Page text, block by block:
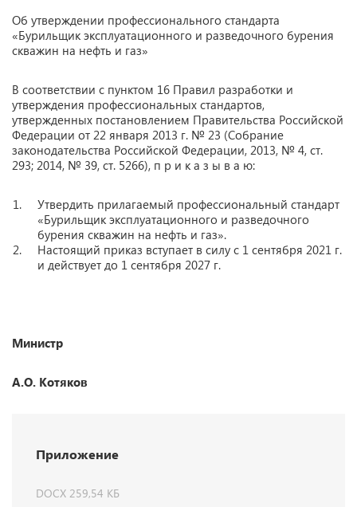
Об утверждении профессионального стандарта
«Бурильщик эксплуатационного и разведочного бурения
скважин на нефть и газ»
В соответствии с пунктом 16 Правил разработки и
утверждения профессиональных стандартов,
утвержденных постановлением Правительства Российской
Федерации от 22 января 2013 г. № 23 (Собрание
законодательства Российской Федерации, 2013, № 4, ст.
293; 2014, № 39, ст. 5266), п р и к а з ы в а ю:
Утвердить прилагаемый профессиональный стандарт
«Бурильщик эксплуатационного и разведочного
бурения скважин на нефть и газ».
Настоящий приказ вступает в силу с 1 сентября 2021 г.
и действует до 1 сентября 2027 г.
Министр
А.О. Котяков
Приложение
DOCX 259,54 КБ